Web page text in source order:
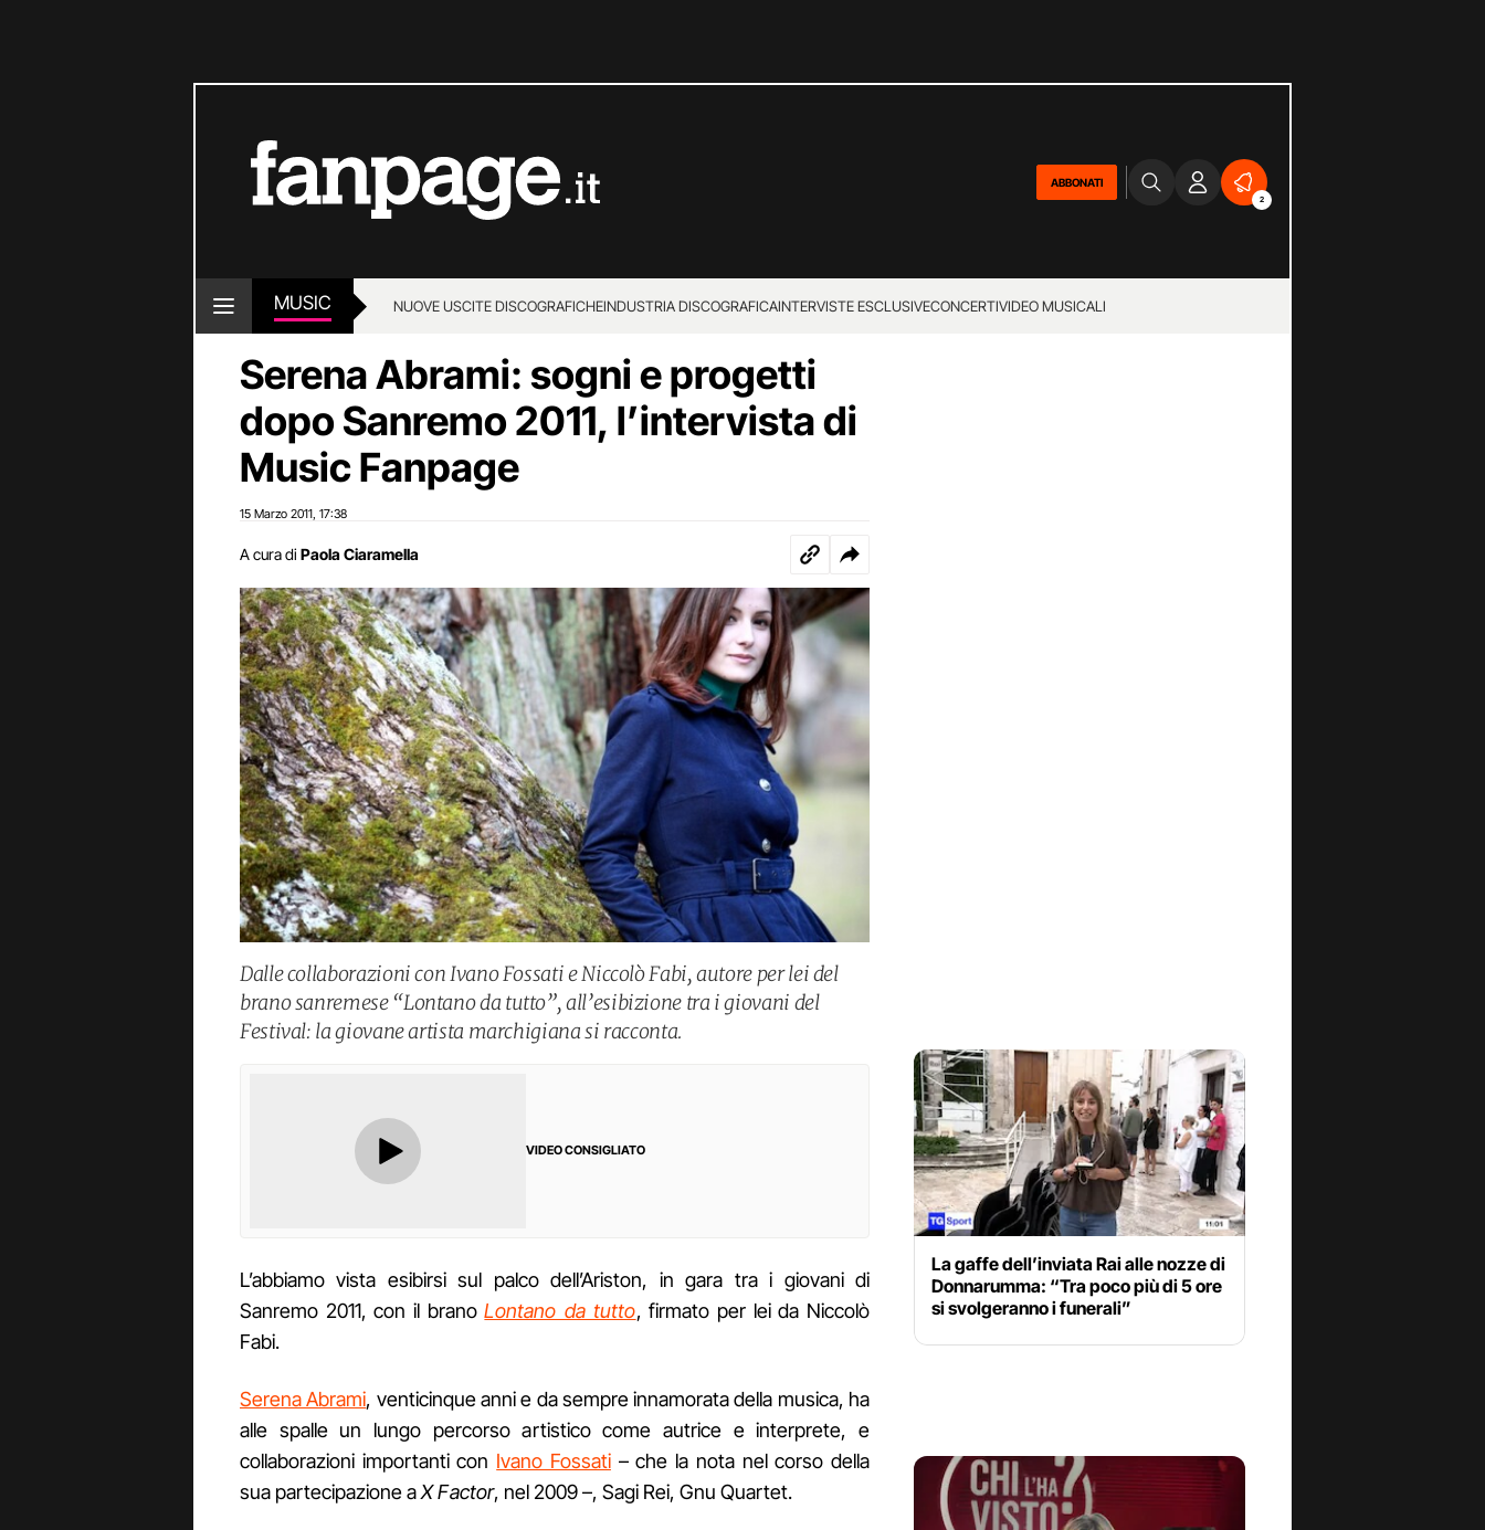
ABBONATI
2
MUSIC NUOVE USCITE DISCOGRAFICHEINDUSTRIA DISCOGRAFICAINTERVISTE ESCLUSIVECONCERTIVIDEO MUSICALI
Serena Abrami: sogni e progetti
dopo Sanremo 2011, l’intervista di
Music Fanpage
15 Marzo 2011 17:38
A cura di Paola Ciaramella
Dalle collaborazioni con Ivano Fossati e Niccolò Fabi, autore per lei del
brano sanremese “Lontano da tutto”, all’esibizione tra i giovani del
Festival: la giovane artista marchigiana si racconta.
VIDEO CONSIGLIATO
L’abbiamo vista esibirsi sul palco dell’Ariston, in gara tra i giovani di
Sanremo 2011, con il branoLontano da tutto, firmato per lei da Niccolò
Fabi.
Serena Abrami, venticinque anni e da sempre innamorata della musica, ha
alle spalle un lungo percorso artistico come autrice e interprete, e
collaborazioni importanti con Ivano Fossati– che la nota nel corso della
sua partecipazione aX Factor, nel 2009 –, Sagi Rei, Gnu Quartet.
La gaffe dell’inviata Rai alle nozze di
Donnarumma: “Tra poco più di 5 ore
si svolgeranno i funerali”